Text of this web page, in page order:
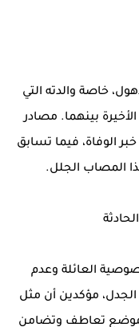
خاصة والدته التي
بينهما. مصادر
الوفاة، فيما تسابق
المصاب الجلل.
العائلة وعدم
الجدل، مؤكدين أن مثل
موضع تعاطف وتضامن